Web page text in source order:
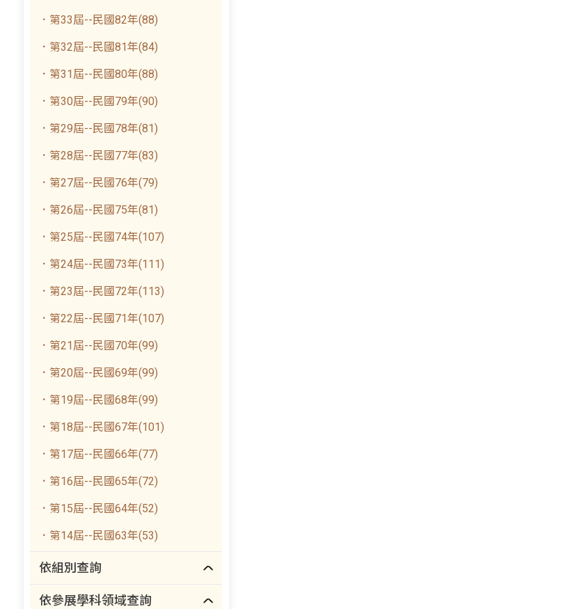
．第33屆--民國82年(88)
．第32屆--民國81年(84)
．第31屆--民國80年(88)
．第30屆--民國79年(90)
．第29屆--民國78年(81)
．第28屆--民國77年(83)
．第27屆--民國76年(79)
．第26屆--民國75年(81)
．第25屆--民國74年(107)
．第24屆--民國73年(111)
．第23屆--民國72年(113)
．第22屆--民國71年(107)
．第21屆--民國70年(99)
．第20屆--民國69年(99)
．第19屆--民國68年(99)
．第18屆--民國67年(101)
．第17屆--民國66年(77)
．第16屆--民國65年(72)
．第15屆--民國64年(52)
．第14屆--民國63年(53)
依組別查詢
依參展學科領域查詢